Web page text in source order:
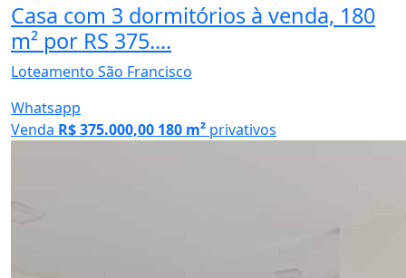
Casa com 3 dormitórios à venda, 180
m² por RS 375....
Loteamento São Francisco
Whatsapp
Venda R$ 375.000,00 180 m² privativos